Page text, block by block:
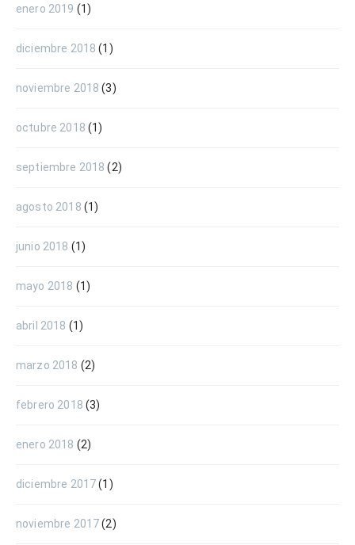
enero 2019 (1)
diciembre 2018 (1)
noviembre 2018 (3)
octubre 2018 (1)
septiembre 2018 (2)
agosto 2018 (1)
junio 2018 (1)
mayo 2018 (1)
abril 2018 (1)
marzo 2018 (2)
febrero 2018 (3)
enero 2018 (2)
diciembre 2017(1)
noviembre 2017(2)